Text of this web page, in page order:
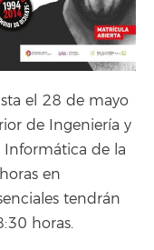
el 28 de mayo
de Ingeniería y
Informática de la
en
tendrán
horas.